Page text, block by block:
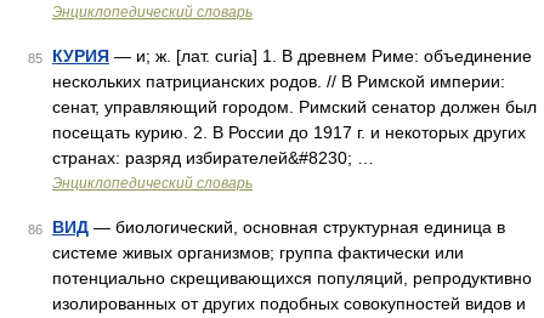
Энциклопедический словарь
85 КУРИЯ — и; ж. [лат. curia] 1. В древнем Риме: объединение
нескольких патрицианских родов. // В Римской империи:
сенат, управляющий городом. Римский сенатор должен был
посещать курию. 2. В России до 1917 г. и некоторых других
странах: разряд избирателей&#8230; …
Энциклопедический словарь
86 ВИД — биологический, основная структурная единица в
системе живых организмов; группа фактически или
потенциально скрещивающихся популяций, репродуктивно
изолированных от других подобных совокупностей видов и